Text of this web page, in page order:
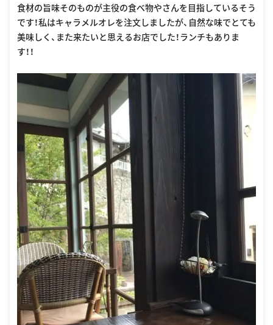
食材の旨味そのものが主役の食べ物やさんを目指しているそう
です！私はキャラメルオレを注文しましたが、自然な味でとても
美味しく、また来たいと思えるお店でした！ランチもありま
す！！